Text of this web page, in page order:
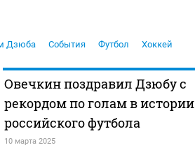
Дзюба События Футбол Хоккей
Овечкин поздравил Дзюбу с
рекордом по голам в истории
российского футбола
10 марта 2025